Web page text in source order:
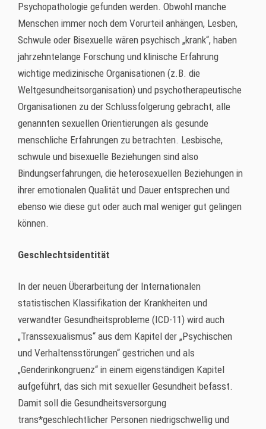
Psychopathologie gefunden werden. Obwohl manche
Menschen immer noch dem Vorurteil anhängen, Lesben,
Schwule oder Bisexuelle wären psychisch „krank“, haben
jahrzehntelange Forschung und klinische Erfahrung
wichtige medizinische Organisationen (z.B. die
Weltgesundheitsorganisation) und psychotherapeutische
Organisationen zu der Schlussfolgerung gebracht, alle
genannten sexuellen Orientierungen als gesunde
menschliche Erfahrungen zu betrachten. Lesbische,
schwule und bisexuelle Beziehungen sind also
Bindungserfahrungen, die heterosexuellen Beziehungen in
ihrer emotionalen Qualität und Dauer entsprechen und
ebenso wie diese gut oder auch mal weniger gut gelingen
können.
Geschlechtsidentität
In der neuen Überarbeitung der Internationalen
statistischen Klassifikation der Krankheiten und
verwandter Gesundheitsprobleme (ICD-11) wird auch
„Transsexualismus“ aus dem Kapitel der „Psychischen
und Verhaltensstörungen“ gestrichen und als
„Genderinkongruenz“ in einem eigenständigen Kapitel
aufgeführt, das sich mit sexueller Gesundheit befasst.
Damit soll die Gesundheitsversorgung
trans*geschlechtlicher Personen niedrigschwellig und